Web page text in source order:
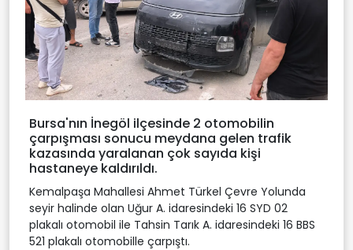
Bursa'nın İnegöl ilçesinde 2 otomobilin
çarpışması sonucu meydana gelen trafik
kazasında yaralanan çok sayıda kişi
hastaneye kaldırıldı.
Kemalpaşa Mahallesi Ahmet Türkel Çevre Yolunda
seyir halinde olan Uğur A. idaresindeki 16 SYD 02
plakalı otomobil ile Tahsin Tarık A. idaresindeki 16 BBS
521 plakalı otomobille çarpıştı.